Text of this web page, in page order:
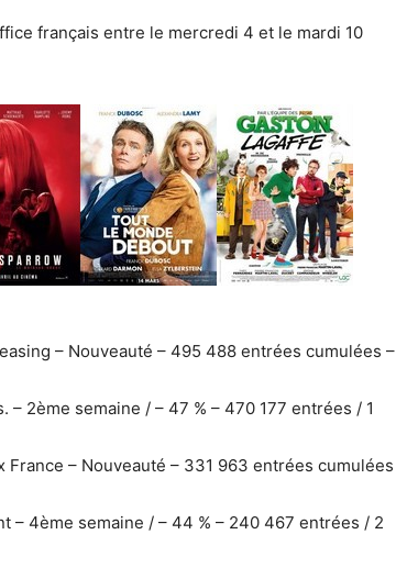
français entre le mercredi 4 et le mardi 10
– Nouveauté – 495 488 entrées cumulées –
– 2ème semaine / – 47 % – 470 177 entrées / 1
– Nouveauté – 331 963 entrées cumulées
– 4ème semaine / – 44 % – 240 467 entrées / 2